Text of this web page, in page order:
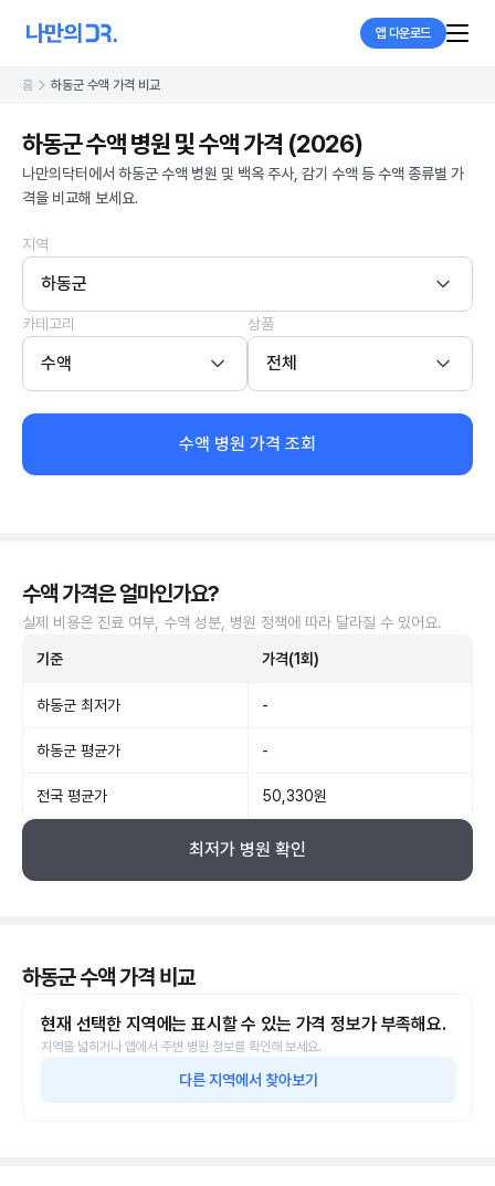
앱 다운로드
홈 하동군 수액 가격 비교
하동군 수액 병원 및 수액 가격 (2026)
나만의닥터에서 하동군 수액 병원 및 백옥 주사, 감기 수액 등 수액 종류별 가
격을 비교해 보세요.
지역
하동군
카테고리
수액
상품
전체
수액 병원 가격 조회
수액 가격은 얼마인가요?
실제 비용은 진료 여부, 수액 성분, 병원 정책에 따라 달라질 수 있어요.
기준 가격(1회)
하동군 최저가 -
하동군 평균가 -
전국 평균가 50,330원
최저가 병원 확인
하동군 수액 가격 비교
현재 선택한 지역에는 표시할 수 있는 가격 정보가 부족해요.
지역을 넓히거나 앱에서 주변 병원 정보를 확인해 보세요.
다른 지역에서 찾아보기